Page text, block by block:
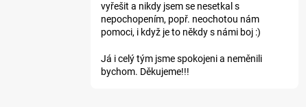
vyřešit a nikdy jsem se nesetkal s
nepochopením, popř. neochotou nám
pomoci, i když je to někdy s námi boj :)
Já i celý tým jsme spokojeni a neměnili
bychom. Děkujeme!!!